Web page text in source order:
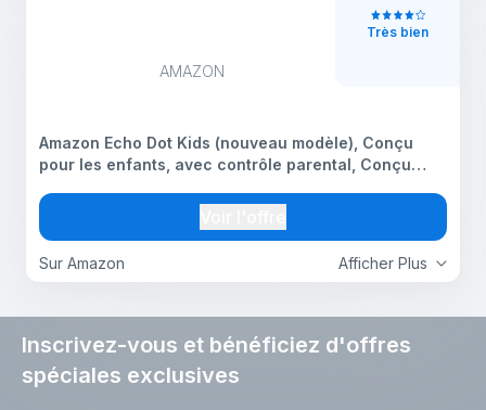
AMAZON
Afficher Plus
Sur Amazon
Amazon Echo Dot Kids (nouveau modèle), Conçu
pour les enfants, avec contrôle parental, Conçu
Très bien
Inscrivez-vous et bénéficiez d'offres
spéciales exclusives